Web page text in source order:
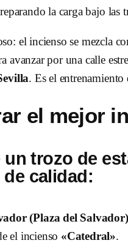
la carga bajo las
el incienso se mezcla
avanzar por una calle
. Es el
el mejor
trozo de
calidad:
(Plaza del
el incienso «Catedral».